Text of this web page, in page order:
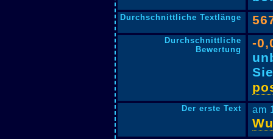
Durchschnittliche Textlänge
Durchschnittliche
Bewertung
-
Der erste Text am